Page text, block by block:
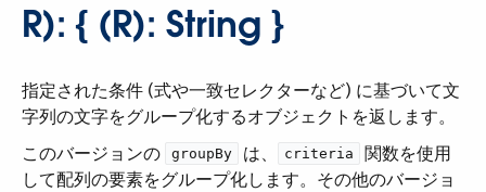
R): { (R): String }
指定された条件 (式や一致セレクターなど) に基づいて文
字列の文字をグループ化するオブジェクトを返します。
このバージョンの ​
groupBy ​ は、​ criteria
​ 関数を使用
して配列の要素をグループ化します。その他のバージョ